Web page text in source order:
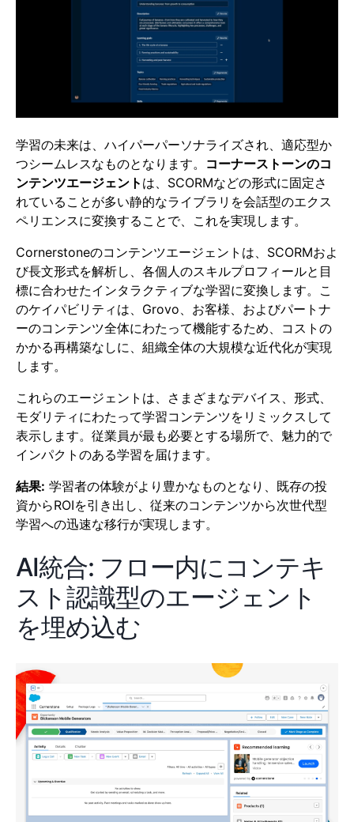
学習の未来は、ハイパーパーソナライズされ、適応型か
つシームレスなものとなります。
コーナーストーンのコ
ンテンツエージェント は、SCORMなどの形式に固定さ
れていることが多い静的なライブラリを会話型のエクス
ペリエンスに変換することで、これを実現します。
Cornerstoneのコンテンツエージェントは、SCORMおよ
び長文形式を解析し、各個人のスキルプロフィールと目
標に合わせたインタラクティブな学習に変換します。こ
のケイパビリティは、Grovo、お客様、およびパートナ
ーのコンテンツ全体にわたって機能するため、コストの
かかる再構築なしに、組織全体の大規模な近代化が実現
します。
これらのエージェントは、さまざまなデバイス、形式、
モダリティにわたって学習コンテンツをリミックスして
表示します。従業員が最も必要とする場所で、魅力的で
インパクトのある学習を届けます。
結果: 学習者の体験がより豊かなものとなり、既存の投
資からROIを引き出し、従来のコンテンツから次世代型
学習への迅速な移行が実現します。
AI統合: フロー内にコンテキ
スト認識型のエージェント
を埋め込む